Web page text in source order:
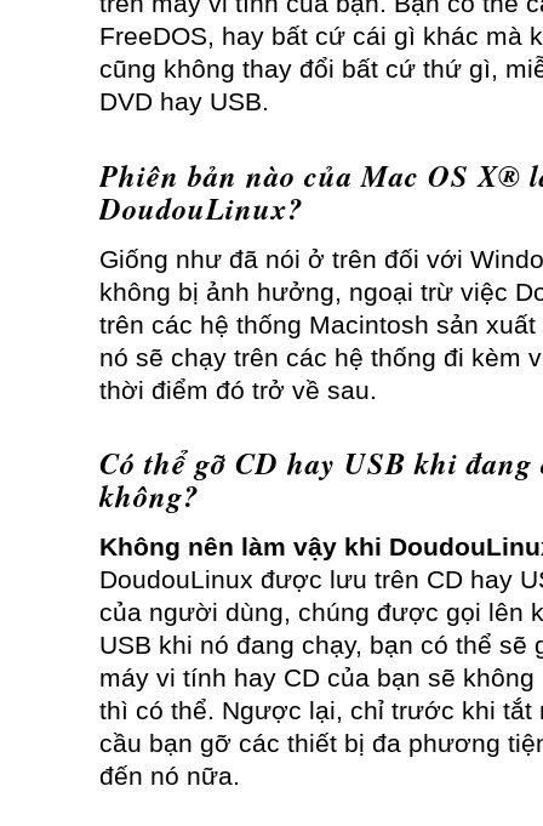
FreeDOS, hay bất cứ cái gì khác mà
cũng không thay đổi bất cứ thứ gì,
DVD hay USB.
Phiên bản nào của Mac OS X®
DoudouLinux?
Giống như đã nói ở trên đối với
không bị ảnh hưởng, ngoại trừ việc
trên các hệ thống Macintosh sản
nó sẽ chạy trên các hệ thống đi kèm
thời điểm đó trở về sau.
Có thể gỡ CD hay USB khi
không?
Không nên làm vậy khi
DoudouLinux được lưu trên CD hay
của người dùng, chúng được gọi lên
USB khi nó đang chạy, bạn có thể sẽ
máy vi tính hay CD của bạn sẽ
thì có thể. Ngược lại, chỉ trước khi tắt
cầu bạn gỡ các thiết bị đa phương
đến nó nữa.